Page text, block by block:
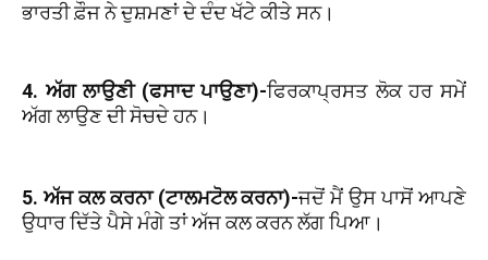
ਭਾਰਤੀ ਫ਼ੌਜ ਨੇ ਦੁਸ਼ਮਣਾਂ ਦੇ ਦੰਦ ਖੱਟੇ ਕੀਤੇ ਸਨ।
4. ਅੱਗ ਲਾਉਣੀ (ਫਸਾਦ ਪਾਉਣਾ)-ਫਿਰਕਾਪ੍ਰਸਤ ਲੋਕ ਹਰ ਸਮੇਂ
ਅੱਗ ਲਾਉਣ ਦੀ ਸੋਚਦੇ ਹਨ।
5. ਅੱਜ ਕਲ ਕਰਨਾ (ਟਾਲਮਟੋਲ ਕਰਨਾ)-ਜਦੋਂ ਮੈਂ ਉਸ ਪਾਸੋਂ ਆਪਣੇ
ਉਧਾਰ ਦਿੱਤੇ ਪੈਸੇ ਮੰਗੇ ਤਾਂ ਅੱਜ ਕਲ ਕਰਨ ਲੱਗ ਪਿਆ।